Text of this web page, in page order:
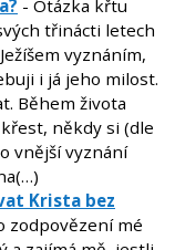
- Otázka křtu
třinácti letech
vyznáním,
i já jeho milost.
Během života
někdy si (dle
vnější vyznání
Krista bez
zodpovězení mé